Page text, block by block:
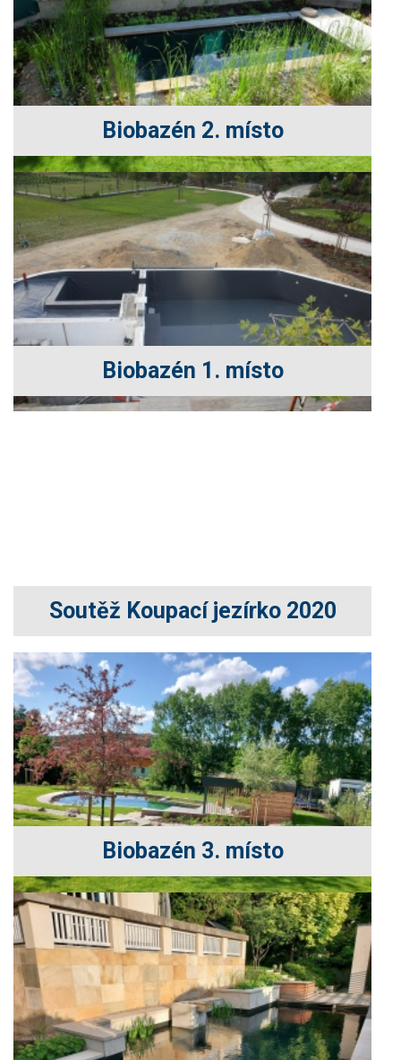
Biobazén 2. místo
Biobazén 1. místo
Soutěž Koupací jezírko 2020
Biobazén 3. místo